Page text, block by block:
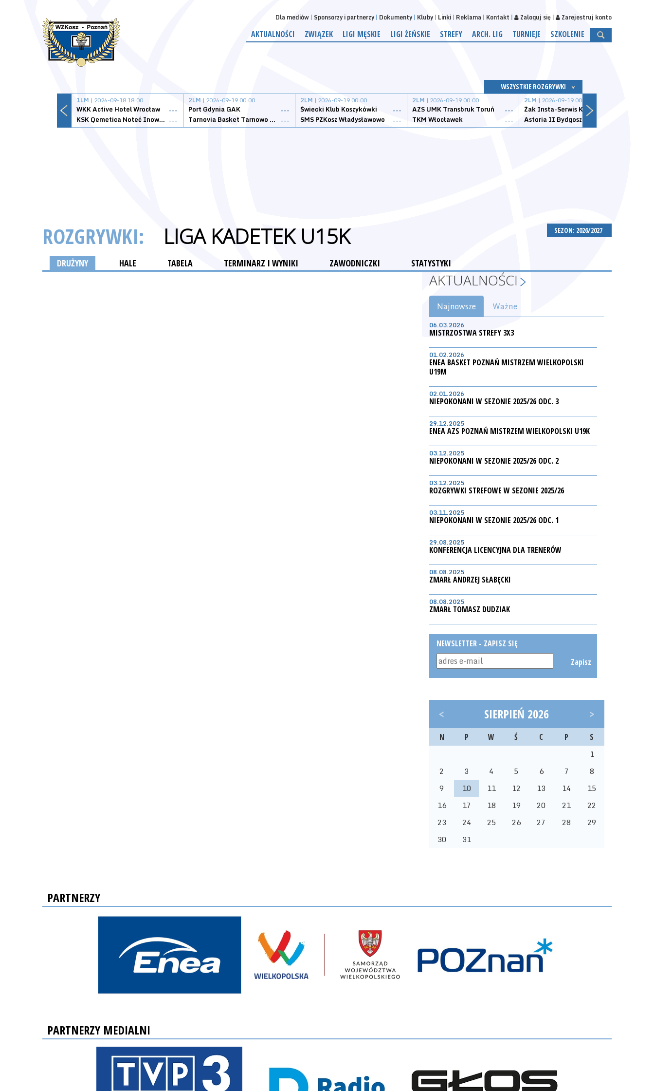
Dla mediów Sponsorzy i partnerzy Dokumenty Kluby Linki Reklama Kontakt Zaloguj się Zarejestruj konto
AKTUALNOŚCI ZWIĄZEK LIGI MĘSKIE LIGI ŻEŃSKIE STREFY ARCH. LIG TURNIEJE SZKOLENIE
WSZYSTKIE ROZGRYWKI
1LM | 2026-09-18 18:00
WKK Active Hotel Wrocław
---
KSK Qemetica Noteć Inowrocław ---
2LM | 2026-09-19 00:00
Port Gdynia GAK
---
Tarnovia Basket Tarnowo Podgórne ---
2LM | 2026-09-19 00:00
Świecki Klub Koszykówki
---
SMS PZKosz Władysławowo
---
2LM | 2026-09-19 00:00
AZS UMK Transbruk Toruń
---
TKM Włocławek
---
2LM | 2026-09-19 00:00
Żak Insta-Serwis Koszalin
Astoria II Bydgoszcz
SEZON: 2026/2027
ROZGRYWKI: LIGA KADETEK U15K
DRUŻYNY HALE TABELA TERMINARZ I WYNIKI ZAWODNICZKI STATYSTYKI
AKTUALNOŚCI
Najnowsze Ważne
06.03.2026
MISTRZOSTWA STREFY 3X3
01.02.2026
ENEA BASKET POZNAŃ MISTRZEM WIELKOPOLSKI
U19M
02.01.2026
NIEPOKONANI W SEZONIE 2025/26 ODC. 3
29.12.2025
ENEA AZS POZNAŃ MISTRZEM WIELKOPOLSKI U19K
03.12.2025
NIEPOKONANI W SEZONIE 2025/26 ODC. 2
03.12.2025
ROZGRYWKI STREFOWE W SEZONIE 2025/26
03.11.2025
NIEPOKONANI W SEZONIE 2025/26 ODC. 1
29.08.2025
KONFERENCJA LICENCYJNA DLA TRENERÓW
08.08.2025
ZMARŁ ANDRZEJ SŁABĘCKI
08.08.2025
ZMARŁ TOMASZ DUDZIAK
NEWSLETTER - ZAPISZ SIĘ
Zapisz
< SIERPIEŃ 2026 >
N P W Ś C P S
1
2
3 4 5 6 7
8
9
10 11 12 13 14
15
16
17 18 19 20 21
22
23
24 25 26 27 28
29
30
31
PARTNERZY
PARTNERZY MEDIALNI